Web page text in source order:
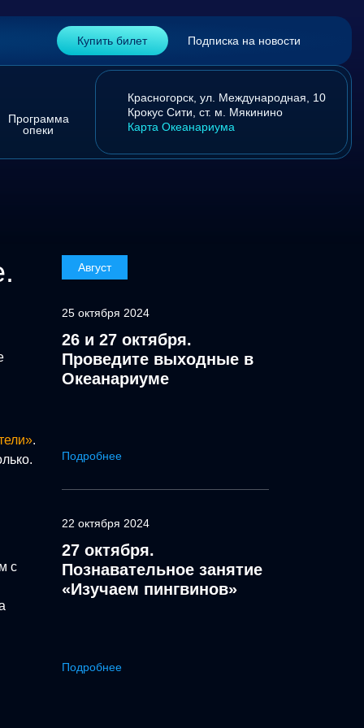
Купить билет Подписка на новости
Программа
опеки
Красногорск, ул. Международная, 10
Крокус Сити, ст. м. Мякинино
Карта Океанариума
.
с
Август
25 октября 2024
26 и 27 октября.
Проведите выходные в
Океанариуме
Подробнее
22 октября 2024
27 октября.
Познавательное занятие
«Изучаем пингвинов»
Подробнее